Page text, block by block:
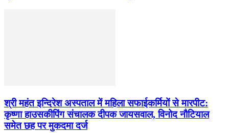
श्री महंत इन्दिरेश अस्पताल में महिला सफाईकर्मियों से मारपीट:
कृष्णा हाउसकीपिंग संचालक दीपक जायसवाल, विनोद नौटियाल
समेत छह पर मुकदमा दर्ज